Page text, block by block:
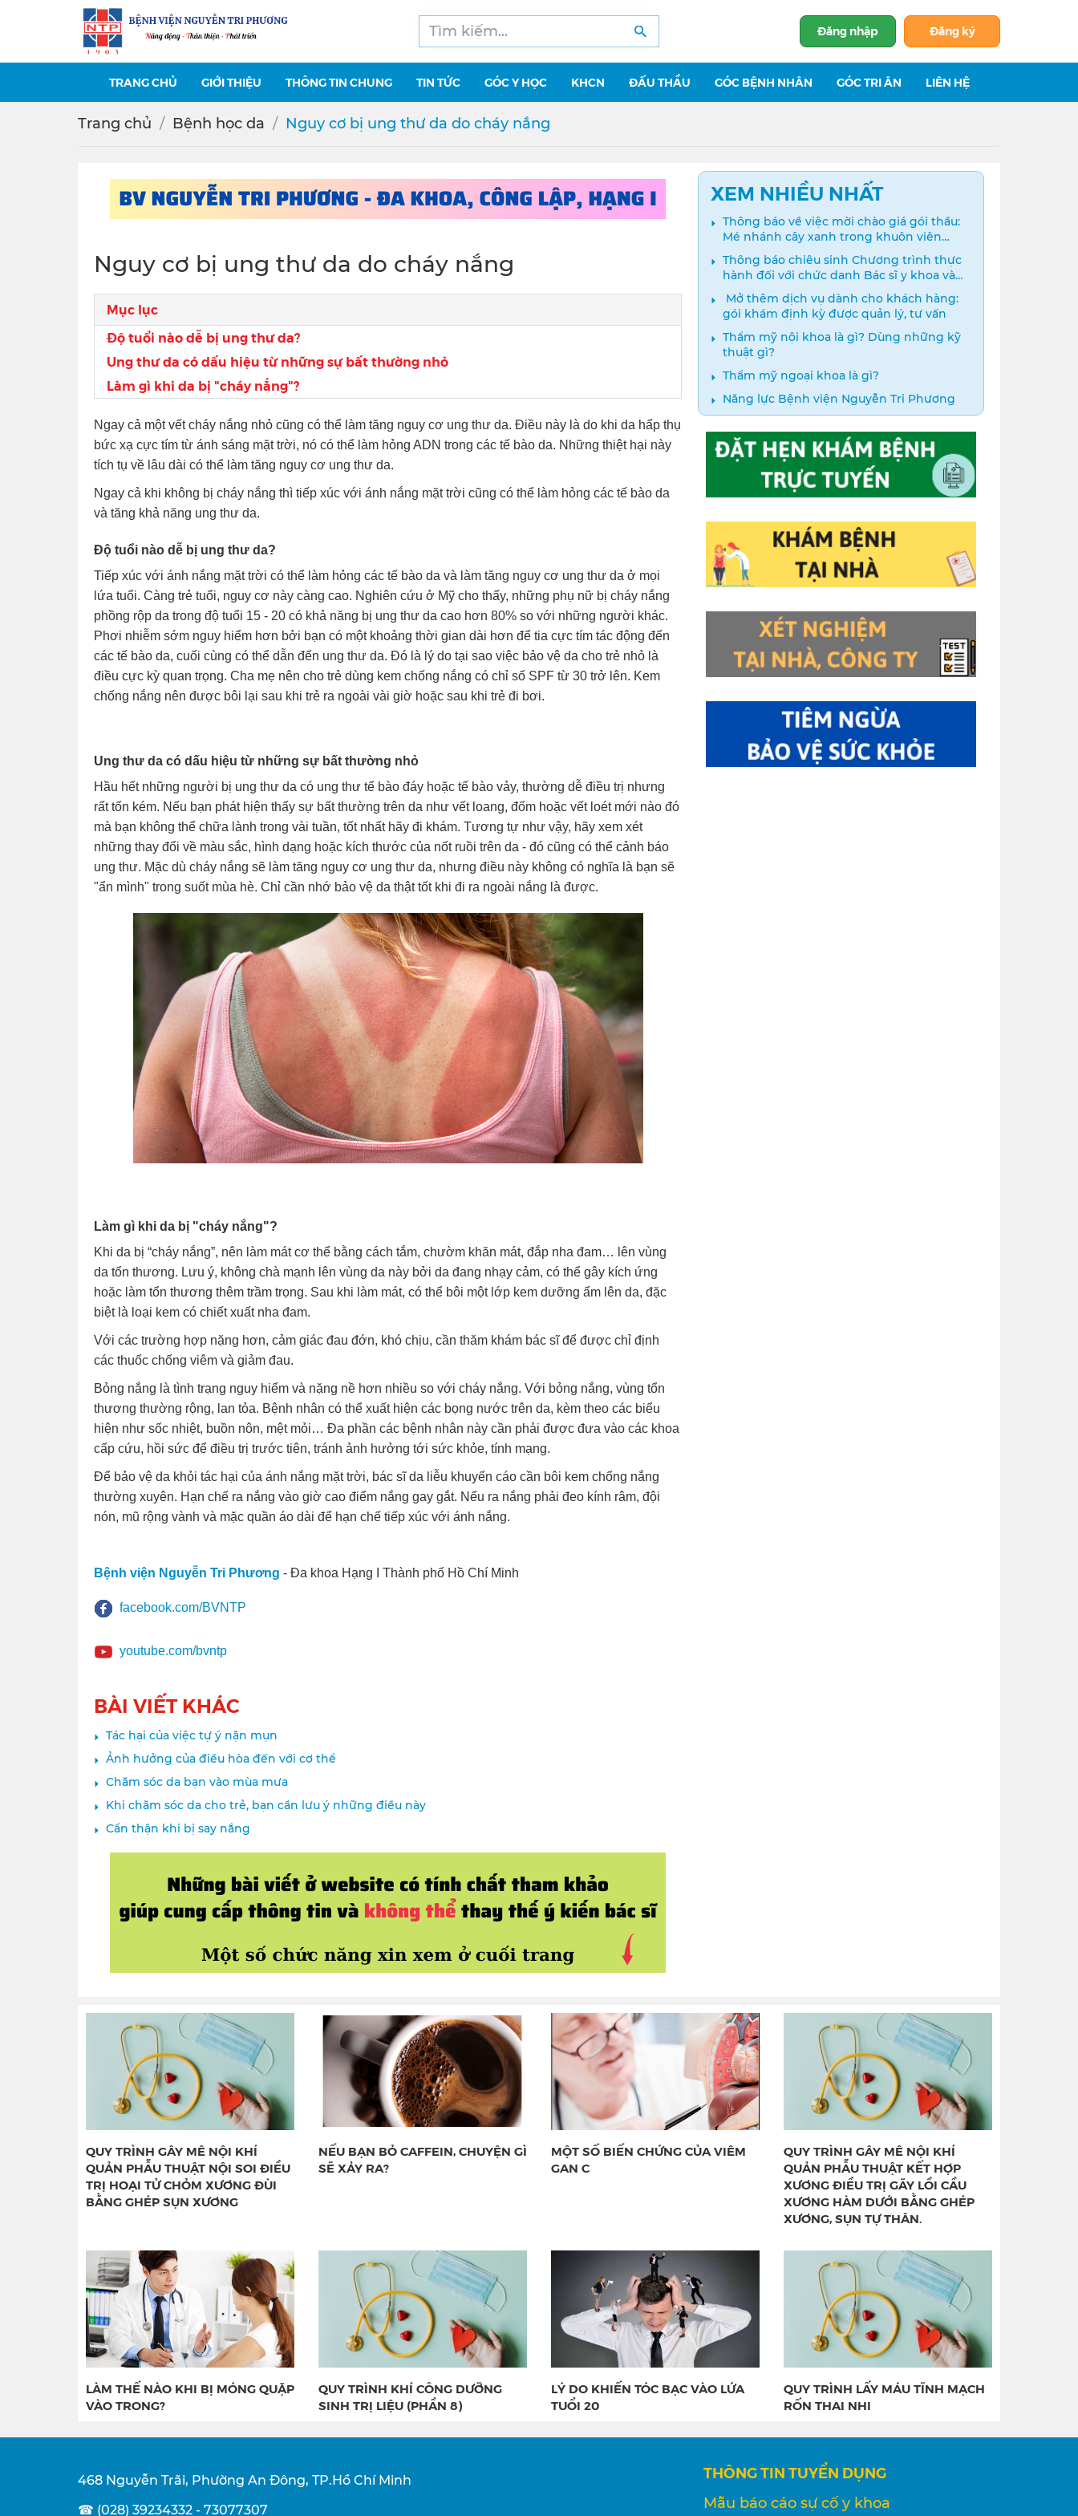
Đăng nhập Đăng ký
TRANG CHỦ GIỚI THIỆU THÔNG TIN CHUNG TIN TỨC GÓC Y HỌC KHCN ĐẤU THẦU GÓC BỆNH NHÂN GÓC TRI ÂN LIÊN HỆ
Trang chủ Bệnh học da Nguy cơ bị ung thư da do cháy nắng
Nguy cơ bị ung thư da do cháy nắng
Mục lục
Độ tuổi nào dễ bị ung thư da?
Ung thư da có dấu hiệu từ những sự bất thường nhỏ
Làm gì khi da bị "cháy nắng"?
Ngay cả một vết cháy nắng nhỏ cũng có thể làm tăng nguy cơ ung thư da. Điều này là do khi da hấp thụ
bức xạ cực tím từ ánh sáng mặt trời, nó có thể làm hỏng ADN trong các tế bào da. Những thiệt hại này
tích tụ về lâu dài có thể làm tăng nguy cơ ung thư da.
Ngay cả khi không bị cháy nắng thì tiếp xúc với ánh nắng mặt trời cũng có thể làm hỏng các tế bào da
và tăng khả năng ung thư da.
Độ tuổi nào dễ bị ung thư da?
Tiếp xúc với ánh nắng mặt trời có thể làm hỏng các tế bào da và làm tăng nguy cơ ung thư da ở mọi
lứa tuổi. Càng trẻ tuổi, nguy cơ này càng cao. Nghiên cứu ở Mỹ cho thấy, những phụ nữ bị cháy nắng
phồng rộp da trong độ tuổi 15 - 20 có khả năng bị ung thư da cao hơn 80% so với những người khác.
Phơi nhiễm sớm nguy hiểm hơn bởi bạn có một khoảng thời gian dài hơn để tia cực tím tác động đến
các tế bào da, cuối cùng có thể dẫn đến ung thư da. Đó là lý do tại sao việc bảo vệ da cho trẻ nhỏ là
điều cực kỳ quan trọng. Cha mẹ nên cho trẻ dùng kem chống nắng có chỉ số SPF từ 30 trở lên. Kem
chống nắng nên được bôi lại sau khi trẻ ra ngoài vài giờ hoặc sau khi trẻ đi bơi.
Ung thư da có dấu hiệu từ những sự bất thường nhỏ
Hầu hết những người bị ung thư da có ung thư tế bào đáy hoặc tế bào vảy, thường dễ điều trị nhưng
rất tốn kém. Nếu bạn phát hiện thấy sự bất thường trên da như vết loang, đốm hoặc vết loét mới nào đó
mà bạn không thể chữa lành trong vài tuần, tốt nhất hãy đi khám. Tương tự như vậy, hãy xem xét
những thay đổi về màu sắc, hình dạng hoặc kích thước của nốt ruồi trên da - đó cũng có thể cảnh báo
ung thư. Mặc dù cháy nắng sẽ làm tăng nguy cơ ung thư da, nhưng điều này không có nghĩa là bạn sẽ
"ẩn mình" trong suốt mùa hè. Chỉ cần nhớ bảo vệ da thật tốt khi đi ra ngoài nắng là được.
Làm gì khi da bị "cháy nắng"?
Khi da bị “cháy nắng”, nên làm mát cơ thể bằng cách tắm, chườm khăn mát, đắp nha đam… lên vùng
da tổn thương. Lưu ý, không chà mạnh lên vùng da này bởi da đang nhạy cảm, có thể gây kích ứng
hoặc làm tổn thương thêm trầm trọng. Sau khi làm mát, có thể bôi một lớp kem dưỡng ẩm lên da, đặc
biệt là loại kem có chiết xuất nha đam.
Với các trường hợp nặng hơn, cảm giác đau đớn, khó chịu, cần thăm khám bác sĩ để được chỉ định
các thuốc chống viêm và giảm đau.
Bỏng nắng là tình trạng nguy hiểm và nặng nề hơn nhiều so với cháy nắng. Với bỏng nắng, vùng tổn
thương thường rộng, lan tỏa. Bệnh nhân có thể xuất hiện các bọng nước trên da, kèm theo các biểu
hiện như sốc nhiệt, buồn nôn, mệt mỏi… Đa phần các bệnh nhân này cần phải được đưa vào các khoa
cấp cứu, hồi sức để điều trị trước tiên, tránh ảnh hưởng tới sức khỏe, tính mạng.
Để bảo vệ da khỏi tác hại của ánh nắng mặt trời, bác sĩ da liễu khuyến cáo cần bôi kem chống nắng
thường xuyên. Hạn chế ra nắng vào giờ cao điểm nắng gay gắt. Nếu ra nắng phải đeo kính râm, đội
nón, mũ rộng vành và mặc quần áo dài để hạn chế tiếp xúc với ánh nắng.
Bệnh viện Nguyễn Tri Phương - Đa khoa Hạng I Thành phố Hồ Chí Minh
facebook.com/BVNTP
youtube.com/bvntp
BÀI VIẾT KHÁC
Tác hại của việc tự ý nặn mụn
Ảnh hưởng của điều hòa đến với cơ thể
Chăm sóc da bạn vào mùa mưa
Khi chăm sóc da cho trẻ, bạn cần lưu ý những điều này
Cẩn thận khi bị say nắng
XEM NHIỀU NHẤT
Thông báo về việc mời chào giá gói thầu:
Mé nhánh cây xanh trong khuôn viên
bệnh viện
Thông báo chiêu sinh Chương trình thực
hành đối với chức danh Bác sĩ y khoa và
Điều dưỡng năm 2024
️ Mở thêm dịch vụ dành cho khách hàng:
gói khám định kỳ được quản lý, tư vấn
Thẩm mỹ nội khoa là gì? Dùng những kỹ
thuật gì?
Thẩm mỹ ngoại khoa là gì?
Năng lực Bệnh viện Nguyễn Tri Phương
QUY TRÌNH GÂY MÊ NỘI KHÍ
QUẢN PHẪU THUẬT NỘI SOI ĐIỀU
TRỊ HOẠI TỬ CHỎM XƯƠNG ĐÙI
BẰNG GHÉP SỤN XƯƠNG
NẾU BẠN BỎ CAFFEIN, CHUYỆN GÌ
SẼ XẢY RA?
MỘT SỐ BIẾN CHỨNG CỦA VIÊM
GAN C
QUY TRÌNH GÂY MÊ NỘI KHÍ
QUẢN PHẪU THUẬT KẾT HỢP
XƯƠNG ĐIỀU TRỊ GÃY LỒI CẦU
XƯƠNG HÀM DƯỚI BẰNG GHÉP
XƯƠNG, SỤN TỰ THÂN.
LÀM THẾ NÀO KHI BỊ MÓNG QUẶP
VÀO TRONG?
QUY TRÌNH KHÍ CÔNG DƯỠNG
SINH TRỊ LIỆU (PHẦN 8)
LÝ DO KHIẾN TÓC BẠC VÀO LỨA
TUỔI 20
QUY TRÌNH LẤY MÁU TĨNH MẠCH
RỐN THAI NHI
468 Nguyễn Trãi, Phường An Đông, TP.Hồ Chí Minh
☎ (028) 39234332 - 73077307
THÔNG TIN TUYỂN DỤNG
Mẫu báo cáo sự cố y khoa